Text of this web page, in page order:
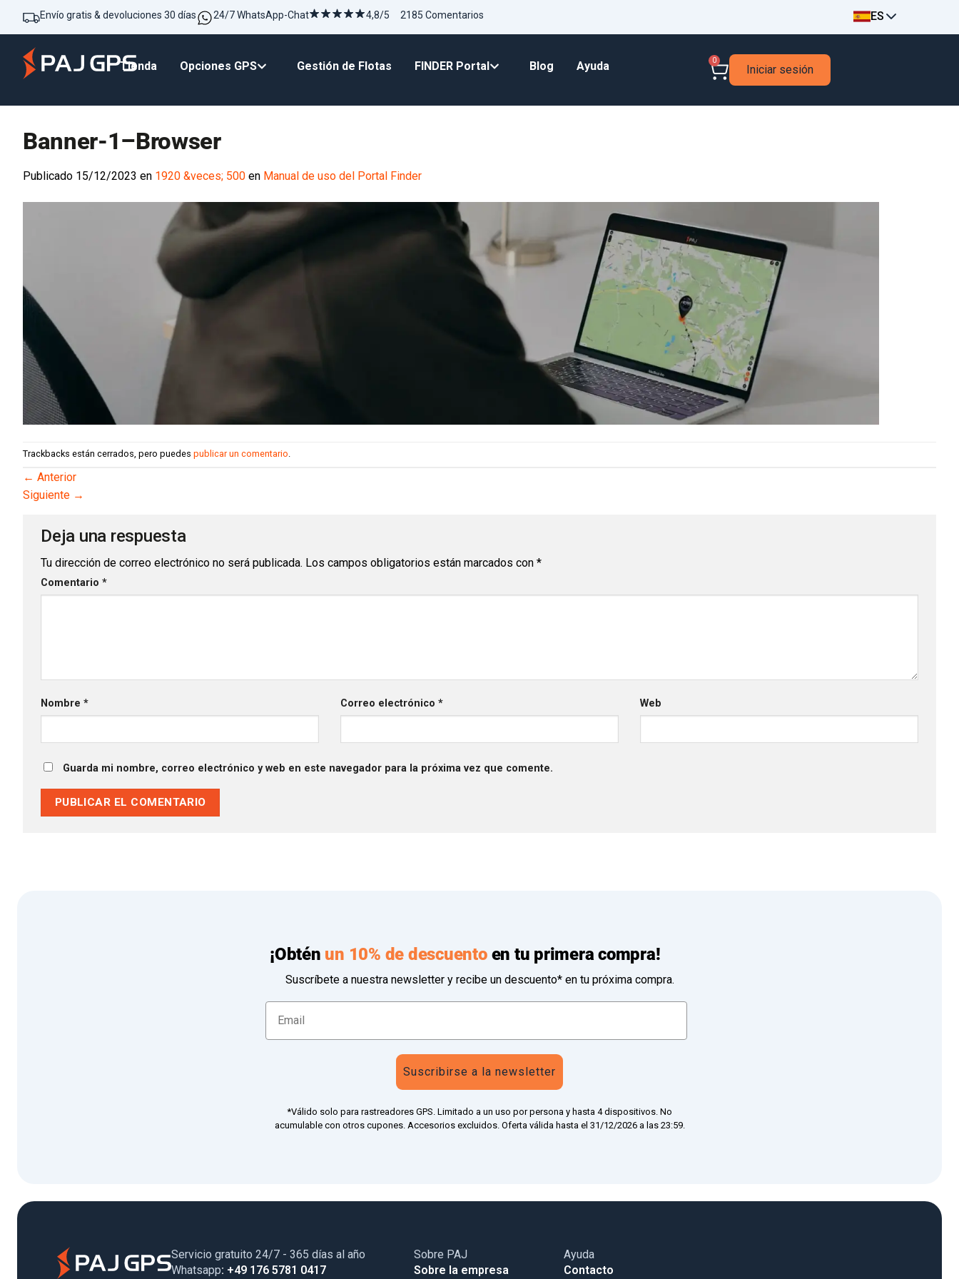
Envío gratis & devoluciones 30 días 24/7 WhatsApp-Chat 4,8/5 2185 Comentarios ES
Tienda Opciones GPS Gestión de Flotas FINDER Portal Blog Ayuda 0
Iniciar sesión
Banner-1–Browser
Publicado 15/12/2023 en 1920 &veces; 500 en Manual de uso del Portal Finder
Trackbacks están cerrados, pero puedes publicar un comentario.
← Anterior
Siguiente →
Deja una respuesta
Tu dirección de correo electrónico no será publicada. Los campos obligatorios están marcados con *
Comentario *
Nombre * Correo electrónico * Web
Guarda mi nombre, correo electrónico y web en este navegador para la próxima vez que comente.
¡Obtén un 10% de descuentoen tu primera compra!
Suscríbete a nuestra newsletter y recibe un descuento* en tu próxima compra.
Suscribirse a la newsletter
*Válido solo para rastreadores GPS. Limitado a un uso por persona y hasta 4 dispositivos. No
acumulable con otros cupones. Accesorios excluidos. Oferta válida hasta el 31/12/2026 a las 23:59.
Servicio gratuito 24/7 - 365 días al año
Whatsapp: +49 176 5781 0417
Sobre PAJ
Sobre la empresa
Ayuda
Contacto